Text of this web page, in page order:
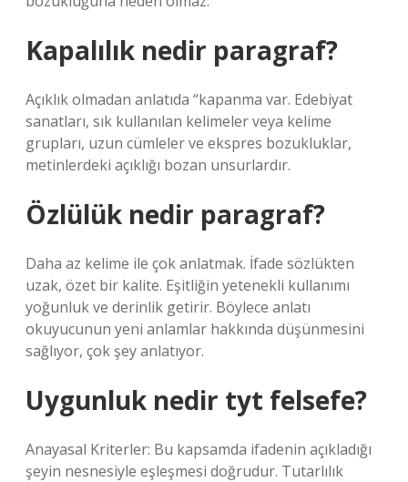
Kapalılık nedir paragraf?
Açıklık olmadan anlatıda “kapanma var. Edebiyat
sanatları, sık kullanılan kelimeler veya kelime
grupları, uzun cümleler ve ekspres bozukluklar,
metinlerdeki açıklığı bozan unsurlardır.
Özlülük nedir paragraf?
Daha az kelime ile çok anlatmak. İfade sözlükten
uzak, özet bir kalite. Eşitliğin yetenekli kullanımı
yoğunluk ve derinlik getirir. Böylece anlatı
okuyucunun yeni anlamlar hakkında düşünmesini
sağlıyor, çok şey anlatıyor.
Uygunluk nedir tyt felsefe?
Anayasal Kriterler: Bu kapsamda ifadenin açıkladığı
şeyin nesnesiyle eşleşmesi doğrudur. Tutarlılık